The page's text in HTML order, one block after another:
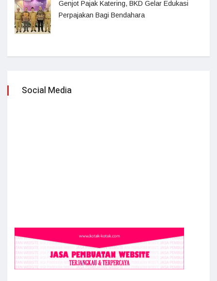
Genjot Pajak Katering, BKD Gelar Edukasi
Perpajakan Bagi Bendahara
Social Media